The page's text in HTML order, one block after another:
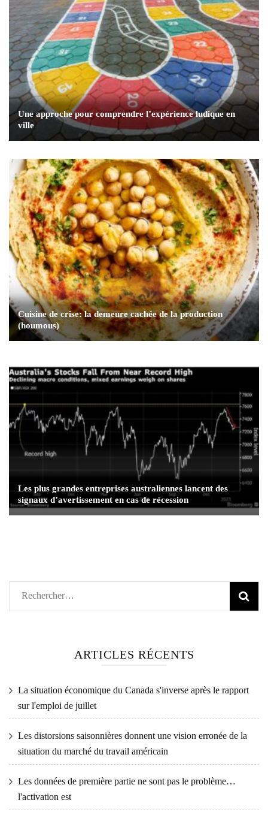
Une approche pour comprendre l’expérience ludique en
ville
Cuisine de crise: la demeure cachée de la production
(houmous)
Les plus grandes entreprises australiennes lancent des
signaux d’avertissement en cas de récession
Rechercher :
ARTICLES RÉCENTS
La situation économique du Canada s'inverse après le rapport
sur l'emploi de juillet
Les distorsions saisonnières donnent une vision erronée de la
situation du marché du travail américain
Les données de première partie ne sont pas le problème…
l'activation est